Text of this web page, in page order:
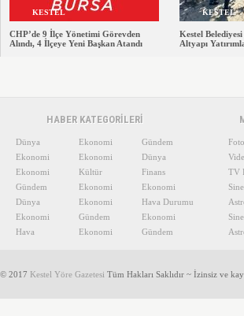
KESTEL
CHP’de 9 İlçe Yönetimi Görevden
Alındı, 4 İlçeye Yeni Başkan Atandı
KESTEL
Kestel
Altyapı
HABER KATEGORİLERİ
Dünya Ekonomi
Gündem
Ekonomi
Ekonomi
Dünya
Ekonomi
Kültür
Finans
Gündem
Ekonomi
Ekonomi
Dünya
Ekonomi
Hava Durumu
Ekonomi
Gündem
Ekonomi
Hava
Ekonomi Gündem
TV
© 2017 Kestel Yöre Gazetesi Tüm Hakları Saklıdır ~ İzinsiz ve